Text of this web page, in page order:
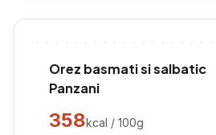
Orez basmati si salbatic
Panzani
358kcal / 100g